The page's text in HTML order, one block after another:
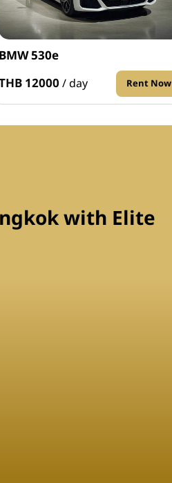
BMW 530e
12000 / day Rent Now
with Elite